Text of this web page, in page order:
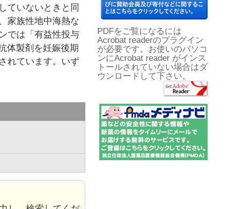
ていないときと同
家族性地中海熱な
では「有益性投与
体製剤を妊娠後期
れています。いず
PDFをご覧になるには
Acrobat readerのプラグイン
が必要です。お使いのパソコ
ンにAcrobat reader がインス
トールされていない場合はダ
ウンロードして下さい。